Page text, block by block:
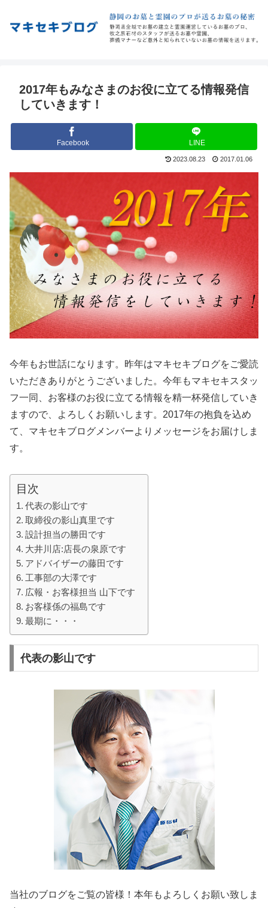
2017年もみなさまのお役に立てる情報発信
していきます！
Facebook LINE
2023.08.23 2017.01.06
今年もお世話になります。昨年はマキセキブログをご愛読
いただきありがとうございました。今年もマキセキスタッ
フ一同、お客様のお役に立てる情報を精一杯発信していき
ますので、よろしくお願いします。2017年の抱負を込め
て、マキセキブログメンバーよりメッセージをお届けしま
す。
目次
代表の影山です
取締役の影山真里です
設計担当の勝田です
大井川店:店長の泉原です
アドバイザーの藤田です
工事部の大澤です
広報・お客様担当 山下です
お客様係の福島です
最期に・・・
代表の影山です
当社のブログをご覧の皆様！本年もよろしくお願い致しま